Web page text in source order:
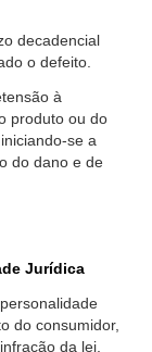
decadencial
o defeito.
à
produto ou do
se a
do dano e de
Jurídica
do consumidor,
da lei,